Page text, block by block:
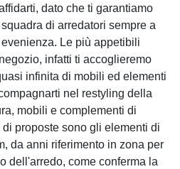
dato che ti garantiamo
di arredatori sempre a
Le più appetibili
infatti ti accoglieremo
infinita di mobili ed elementi
nel restyling della
mobili e complementi di
proposte sono gli elementi di
da anni riferimento in zona per
dell'arredo, come conferma la